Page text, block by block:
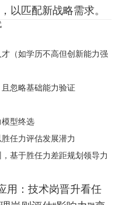
以匹配新战略需求。
（如学历不高但创新能力强
且忽略基础能力验证
型终选
任力评估发展潜力
基于胜任力差距规划领导力
用：技术岗晋升看任